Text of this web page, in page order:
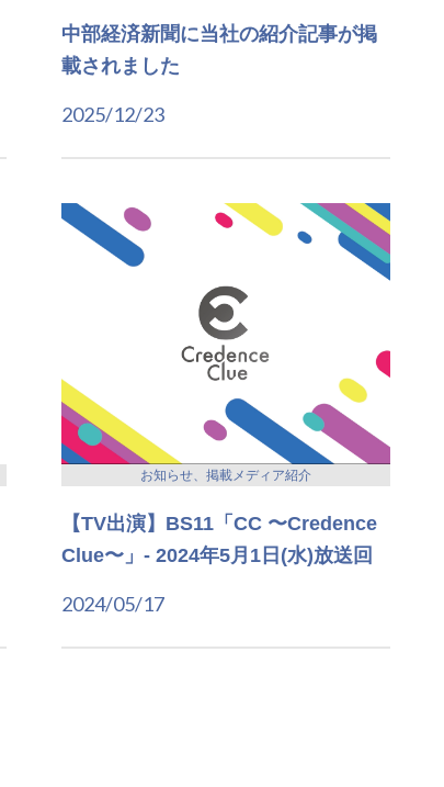
中部経済新聞に当社の紹介記事が掲
載されました
2025/12/23
お知らせ、掲載メディア紹介
【TV出演】BS11「CC 〜Credence
Clue〜」- 2024年5月1日(水)放送回
2024/05/17